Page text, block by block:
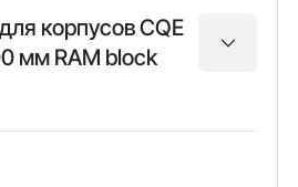
корпусов CQE
мм RAM block